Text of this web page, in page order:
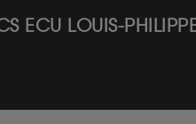
ECU LOUIS-